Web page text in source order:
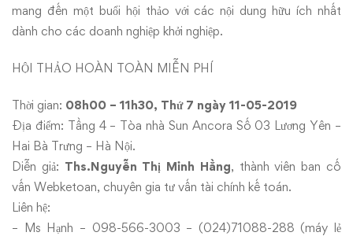
mang đến một buổi hội thảo với các nội dung hữu ích nhất
dành cho các doanh nghiệp khởi nghiệp.
HỘI THẢO HOÀN TOÀN MIỄN PHÍ
Thời gian: 08h00 – 11h30, Thứ 7 ngày 11-05-2019
Địa điểm: Tầng 4 – Tòa nhà Sun Ancora Số 03 Lương Yên –
Hai Bà Trưng – Hà Nội.
Diễn giả: Ths.Nguyễn Thị Minh Hằng, thành viên ban cố
vấn Webketoan, chuyên gia tư vấn tài chính kế toán.
Liên hệ:
– Ms Hạnh – 098-566-3003 – (024)71088-288 (máy lẻ